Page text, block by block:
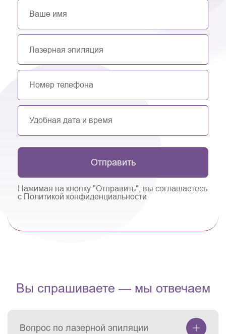
Отправить
Нажимая на кнопку "Отправить", вы соглашаетесь
с Политикой конфиденциальности
Вы спрашиваете — мы отвечаем
Вопрос по лазерной эпиляции